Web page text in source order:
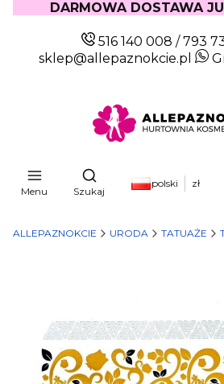
DARMOWA DOSTAWA
516 140 008 /793
sklep@allepaznokcie.pl
Menu
Otwórz wyszukiwarkę
Szukaj
polski zł
ALLEPAZNOKCIE URODA TATUAŻE